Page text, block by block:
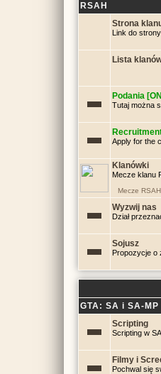
RSAH
Strona
Link do strony
Lista
Podania
Tutaj można
Apply for the
Klanówki
Mecze klanu
Mecze RSAH
Wyzwij nas
Dział
Sojusz
Propozycje o
GTA: SA i SA-MP
Scripting
Scripting w
Filmy i
Pochwal się